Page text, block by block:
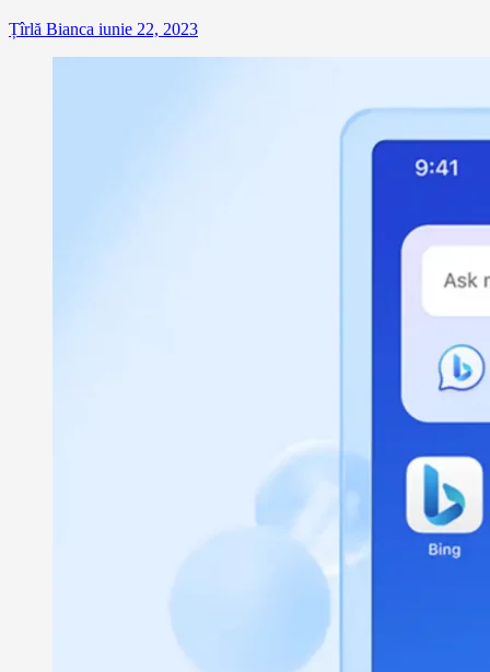
Țîrlă Bianca iunie 22, 2023